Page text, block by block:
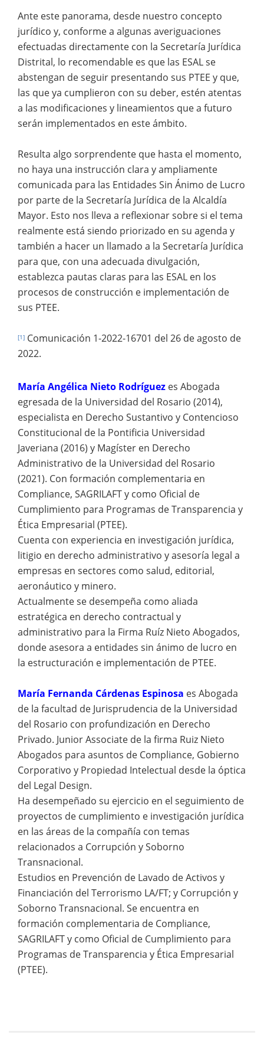
Ante este panorama, desde nuestro concepto
jurídico y, conforme a algunas averiguaciones
efectuadas directamente con la Secretaría Jurídica
Distrital, lo recomendable es que las ESAL se
abstengan de seguir presentando sus PTEE y que,
las que ya cumplieron con su deber, estén atentas
a las modificaciones y lineamientos que a futuro
serán implementados en este ámbito.
Resulta algo sorprendente que hasta el momento,
no haya una instrucción clara y ampliamente
comunicada para las Entidades Sin Ánimo de Lucro
por parte de la Secretaría Jurídica de la Alcaldía
Mayor. Esto nos lleva a reflexionar sobre si el tema
realmente está siendo priorizado en su agenda y
también a hacer un llamado a la Secretaría Jurídica
para que, con una adecuada divulgación,
establezca pautas claras para las ESAL en los
procesos de construcción e implementación de
sus PTEE.
[1] Comunicación 1-2022-16701 del 26 de agosto de
2022.
María Angélica Nieto Rodríguez es Abogada
egresada de la Universidad del Rosario (2014),
especialista en Derecho Sustantivo y Contencioso
Constitucional de la Pontificia Universidad
Javeriana (2016) y Magíster en Derecho
Administrativo de la Universidad del Rosario
(2021). Con formación complementaria en
Compliance, SAGRILAFT y como Oficial de
Cumplimiento para Programas de Transparencia y
Ética Empresarial (PTEE).
Cuenta con experiencia en investigación jurídica,
litigio en derecho administrativo y asesoría legal a
empresas en sectores como salud, editorial,
aeronáutico y minero.
Actualmente se desempeña como aliada
estratégica en derecho contractual y
administrativo para la Firma Ruíz Nieto Abogados,
donde asesora a entidades sin ánimo de lucro en
la estructuración e implementación de PTEE.
María Fernanda Cárdenas Espinosa es Abogada
de la facultad de Jurisprudencia de la Universidad
del Rosario con profundización en Derecho
Privado. Junior Associate de la firma Ruiz Nieto
Abogados para asuntos de Compliance, Gobierno
Corporativo y Propiedad Intelectual desde la óptica
del Legal Design.
Ha desempeñado su ejercicio en el seguimiento de
proyectos de cumplimiento e investigación jurídica
en las áreas de la compañía con temas
relacionados a Corrupción y Soborno
Transnacional.
Estudios en Prevención de Lavado de Activos y
Financiación del Terrorismo LA/FT; y Corrupción y
Soborno Transnacional. Se encuentra en
formación complementaria de Compliance,
SAGRILAFT y como Oficial de Cumplimiento para
Programas de Transparencia y Ética Empresarial
(PTEE).